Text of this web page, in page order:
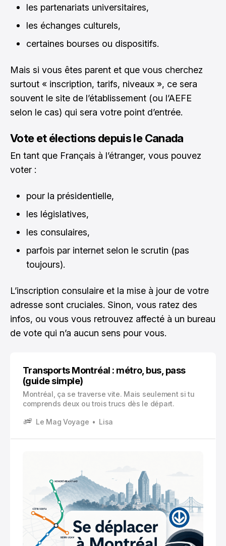
les partenariats universitaires,
les échanges culturels,
certaines bourses ou dispositifs.
Mais si vous êtes parent et que vous cherchez
surtout « inscription, tarifs, niveaux », ce sera
souvent le site de l’établissement (ou l’AEFE
selon le cas) qui sera votre point d’entrée.
Vote et élections depuis le Canada
En tant que Français à l’étranger, vous pouvez
voter :
pour la présidentielle,
les législatives,
les consulaires,
parfois par internet selon le scrutin (pas
toujours).
L’inscription consulaire et la mise à jour de votre
adresse sont cruciales. Sinon, vous ratez des
infos, ou vous vous retrouvez affecté à un bureau
de vote qui n’a aucun sens pour vous.
Transports Montréal : métro, bus, pass
(guide simple)
Montréal, ça se traverse vite. Mais seulement si tu
comprends deux ou trois trucs dès le départ.
Le Mag Voyage Lisa